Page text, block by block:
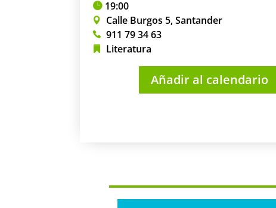
19:00
Calle Burgos 5, Santander
911 79 34 63
Literatura
Añadir al calendario